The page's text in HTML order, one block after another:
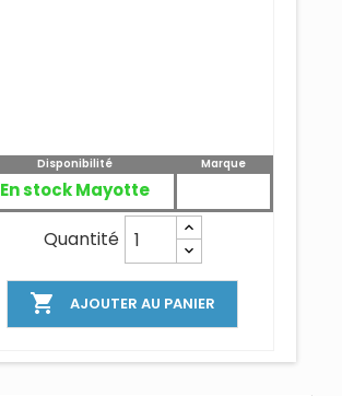
Disponibilité
En stock Mayotte
Marque
Quantité
 AJOUTER AU PANIER